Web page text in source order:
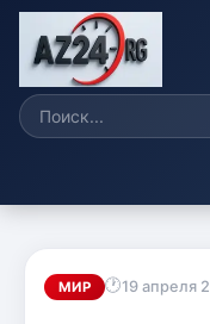
МИР 19 апреля